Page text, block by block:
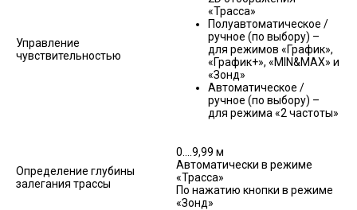
Управление
чувствительностью
«Трасса»
Полуавтоматическое /
ручное (по выбору) –
для режимов «График»,
«График+», «MIN&MAX» и
«Зонд»
Автоматическое /
ручное (по выбору) –
для режима «2 частоты»
Определение глубины
залегания трассы
0....9,99 м
Автоматически в режиме
«Трасса»
По нажатию кнопки в режиме
«Зонд»